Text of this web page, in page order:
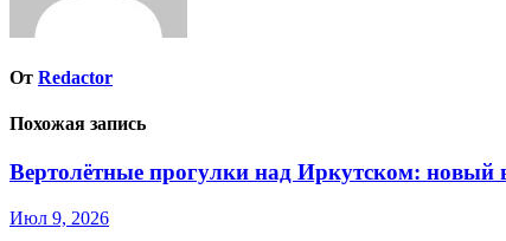
От Redactor
Похожая запись
Вертолётные прогулки над Иркутском: новый
Июл 9, 2026